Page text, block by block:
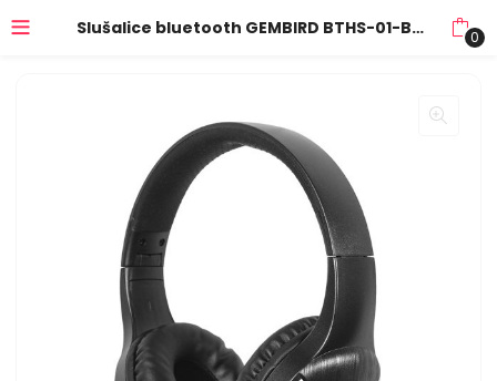
Slušalice bluetooth GEMBIRD BTHS-01-BK, black, Multifunction button, volume control 0